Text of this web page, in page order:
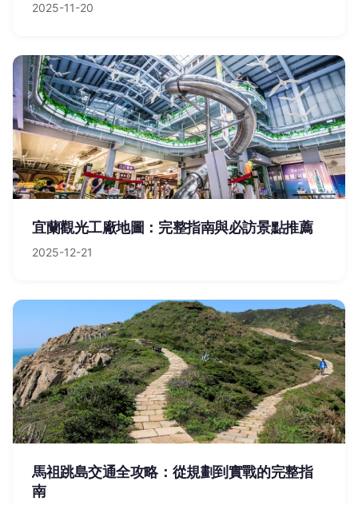
2025-11-20
宜蘭觀光工廠地圖：完整指南與必訪景點推薦
2025-12-21
馬祖跳島交通全攻略：從規劃到實戰的完整指
南